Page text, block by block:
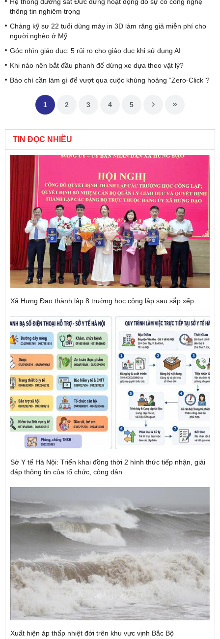
Hệ thống đường sắt Đức dừng hoạt động do sự cố công nghệ
thông tin nghiêm trọng
Chàng kỹ sư 22 tuổi dùng máy in 3D làm răng giả miễn phí cho
người nghèo ở Mỹ
Góc nhìn giáo dục: 5 rủi ro cho giáo dục khi sử dụng AI
Khi nào nên bắt đầu phanh để dừng xe dựa theo vật lý?
Báo chí cần làm gì để vượt qua cuộc khủng hoảng “Zero-Click”?
1 2 3 4 5
TIN ĐỌC NHIỀU
Xã Hưng Đạo thành lập 8 trường học công lập sau sắp xếp
Sở Y tế Hà Nội: Triển khai đồng thời 2 hình thức tiếp nhận, giải
đáp thông tin của tổ chức, công dân
Xuất hiện áp thấp nhiệt đới trên khu vực vịnh Bắc Bộ